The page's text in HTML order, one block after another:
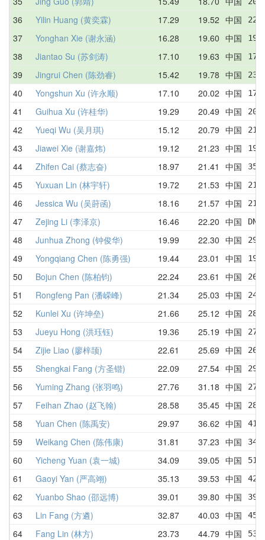
36 Yilin Huang (黄奕霖) 17.29 19.52 中国
37 Yonghan Xie (谢永涵) 16.28 19.60 中国
38 Jiantao Su (苏剑涛) 17.10 19.63 中国
39 Jingrui Chen (陈劲睿) 15.42 19.78 中国
40 Yongshun Xu (许永顺) 17.10 20.02 中国
41 Guihua Xu (许桂华) 19.29 20.49 中国
42 Yueqi Wu (吴月琪) 15.12 20.79 中国
43 Jiawei Xie (谢嘉炜) 19.12 21.23 中国
44 Zhifen Cai (蔡志奋) 18.97 21.41 中国
45 Yuxuan Lin (林宇轩) 19.72 21.53 中国
46 Jessica Wu (吴莳函) 18.16 21.57 中国
47 Zejing Li (李泽京) 16.46 22.20 中国
48 Junhua Zhong (钟俊华) 19.99 22.30 中国
49 Yongqiang Chen (陈勇强) 19.44 23.01 中国
50 Bojun Chen (陈柏钧) 22.24 23.61 中国
51 Rongfeng Pan (潘嵘峰) 21.34 25.03 中国
52 Kunlei Xu (许坤垒) 21.66 25.12 中国
53 Jueyu Hong (洪珏钰) 19.36 25.19 中国
54 Zijie Liao (廖梓颉) 22.61 25.69 中国
55 Shengkai Fang (方圣锴) 22.09 27.54 中国
56 Yuming Zhang (张羽鸣) 27.76 31.18 中国
57 Feihan Zhao (赵飞翰) 28.58 35.45 中国
58 Yuan Chen (陈禹安) 29.97 36.62 中国
59 Weikang Chen (陈伟康) 31.81 37.23 中国
60 Yicheng Yuan (袁一城) 34.09 39.05 中国
61 Gaoyi Yan (严高翊) 35.13 39.53 中国
62 Yuanbo Shao (邵远博) 39.01 39.80 中国
63 Lin Fang (方遴) 32.87 40.03 中国
64 Fang Lin (林方) 23.73 44.79 中国